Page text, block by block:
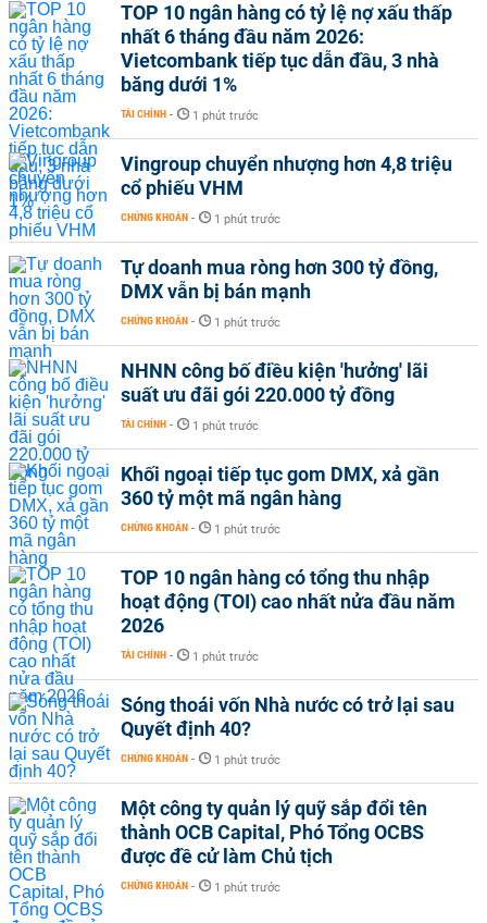
TOP 10 ngân hàng có tỷ lệ nợ xấu thấp
nhất 6 tháng đầu năm 2026:
Vietcombank tiếp tục dẫn đầu, 3 nhà
băng dưới 1%
TÀI CHÍNH - 1 phút trước
Vingroup chuyển nhượng hơn 4,8 triệu
cổ phiếu VHM
CHỨNG KHOÁN - 1 phút trước
Tự doanh mua ròng hơn 300 tỷ đồng,
DMX vẫn bị bán mạnh
CHỨNG KHOÁN - 1 phút trước
NHNN công bố điều kiện 'hưởng' lãi
suất ưu đãi gói 220.000 tỷ đồng
TÀI CHÍNH - 1 phút trước
Khối ngoại tiếp tục gom DMX, xả gần
360 tỷ một mã ngân hàng
CHỨNG KHOÁN - 1 phút trước
TOP 10 ngân hàng có tổng thu nhập
hoạt động (TOI) cao nhất nửa đầu năm
2026
TÀI CHÍNH - 1 phút trước
Sóng thoái vốn Nhà nước có trở lại sau
Quyết định 40?
CHỨNG KHOÁN - 1 phút trước
Một công ty quản lý quỹ sắp đổi tên
thành OCB Capital, Phó Tổng OCBS
được đề cử làm Chủ tịch
CHỨNG KHOÁN - 1 phút trước